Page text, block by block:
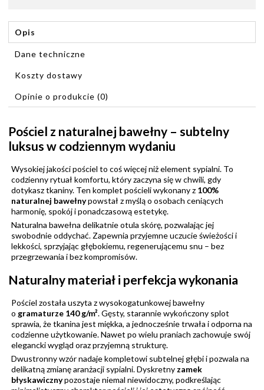
Opis
Dane techniczne
Koszty dostawy
Cena nie zawiera ewentualnych kosztów płatności
Opinie o produkcie (0)
Pościel z naturalnej bawełny – subtelny
luksus w codziennym wydaniu
Wysokiej jakości pościel to coś więcej niż element sypialni. To
codzienny rytuał komfortu, który zaczyna się w chwili, gdy
dotykasz tkaniny. Ten komplet pościeli wykonany z 100%
naturalnej bawełnypowstał z myślą o osobach ceniących
harmonię, spokój i ponadczasową estetykę.
Naturalna bawełna delikatnie otula skórę, pozwalając jej
swobodnie oddychać. Zapewnia przyjemne uczucie świeżości i
lekkości, sprzyjając głębokiemu, regenerującemu snu – bez
przegrzewania i bez kompromisów.
Naturalny materiał i perfekcja wykonania
Pościel została uszyta z wysokogatunkowej bawełny
o gramaturze 140 g/m². Gęsty, starannie wykończony splot
sprawia, że tkanina jest miękka, a jednocześnie trwała i odporna na
codzienne użytkowanie. Nawet po wielu praniach zachowuje swój
elegancki wygląd oraz przyjemną strukturę.
Dwustronny wzór nadaje kompletowi subtelnej głębi i pozwala na
delikatną zmianę aranżacji sypialni. Dyskretny zamek
błyskawicznypozostaje niemal niewidoczny, podkreślając